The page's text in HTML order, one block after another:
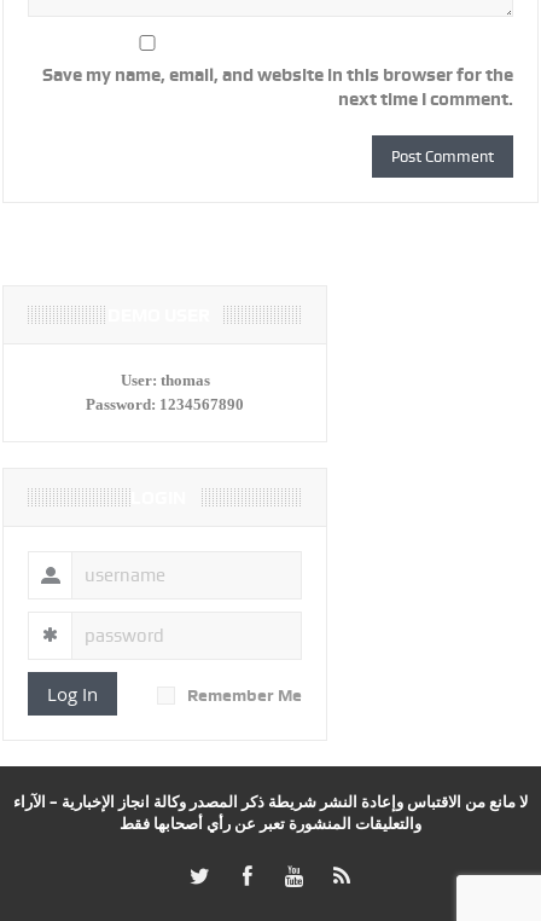
Save my name, email, and website in this browser for the
next time I comment.
User: thomas
Password: 1234567890
Log In Remember Me
لا مانع من الاقتباس وإعادة النشر شريطة ذكر المصدر وكالة انجاز الإخبارية – الآراء
والتعليقات المنشورة تعبر عن رأي أصحابها فقط